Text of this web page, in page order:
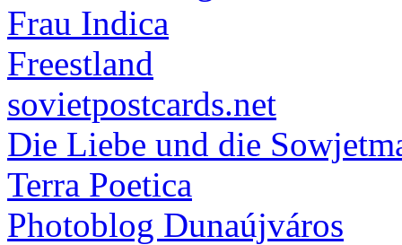
Frau Indica
Freestland
sovietpostcards.net
Die Liebe und die
Terra Poetica
Photoblog Dunaújváros